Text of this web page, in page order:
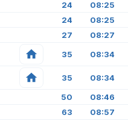
24 08:25
24 08:25
27 08:27
35 08:34
35 08:34
50 08:46
63 08:57